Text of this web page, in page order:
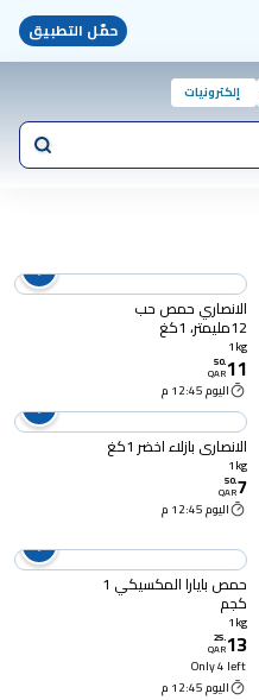
حمّل التطبيق
إلكترونيات
الانصاري حمص حب
12مليمتر، 1كغ
1kg
11
.
50
QAR
اليوم 12:45 م
الانصاري بازلاء اخضر 1كغ
1kg
7
.
50
QAR
اليوم 12:45 م
حمص بايارا المكسيكي 1
كجم
1kg
13
.
25
QAR
Only 4 left
اليوم 12:45 م